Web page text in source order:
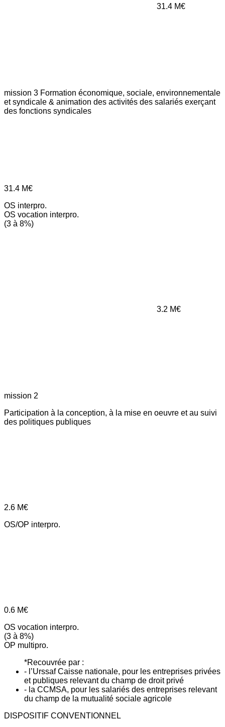
31.4 M€
mission 3 Formation économique, sociale, environnementale
et syndicale & animation des activités des salariés exerçant
des fonctions syndicales
31.4 M€
OS interpro.
OS vocation interpro.
(3 à 8%)
3.2 M€
mission 2
Participation à la conception, à la mise en oeuvre et au suivi
des politiques publiques
2.6 M€
OS/OP interpro.
0.6 M€
OS vocation interpro.
(3 à 8%)
OP multipro.
*Recouvrée par :
- l’Urssaf Caisse nationale, pour les entreprises privées
et publiques relevant du champ de droit privé
- la CCMSA, pour les salariés des entreprises relevant
du champ de la mutualité sociale agricole
DISPOSITIF CONVENTIONNEL